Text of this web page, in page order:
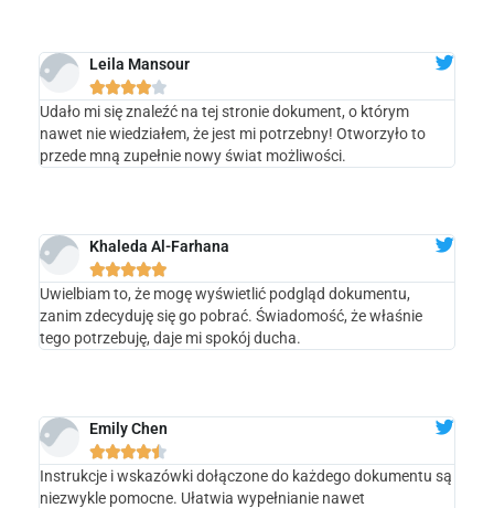
Leila Mansour

Udało mi się znaleźć na tej stronie dokument, o którym
nawet nie wiedziałem, że jest mi potrzebny! Otworzyło to
przede mną zupełnie nowy świat możliwości.
Khaleda Al-Farhana

Uwielbiam to, że mogę wyświetlić podgląd dokumentu,
zanim zdecyduję się go pobrać. Świadomość, że właśnie
tego potrzebuję, daje mi spokój ducha.
Emily Chen

Instrukcje i wskazówki dołączone do każdego dokumentu są
niezwykle pomocne. Ułatwia wypełnianie nawet